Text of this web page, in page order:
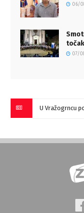
06/
07/